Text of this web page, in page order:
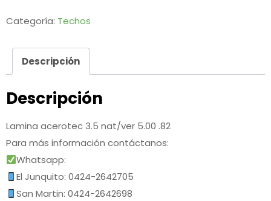
Categoría: Techos
Descripción
Descripción
Lamina acerotec 3.5 nat/ver 5.00 .82
Para más información contáctanos:
Whatsapp:
El Junquito: 0424-2642705
San Martin: 0424-2642698